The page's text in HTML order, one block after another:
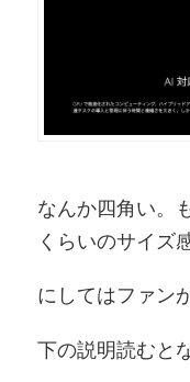
なんか四角い。
くらいのサイズ
にしてはファン
下の説明読むと